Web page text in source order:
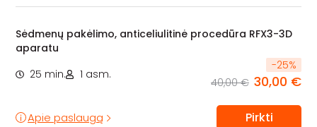
Sėdmenų pakėlimo, anticeliulitinė procedūra RFX3-3D
aparatu
25 min.
1 asm.
-25%
40,00 € 30,00 €
Apie paslaugą Pirkti